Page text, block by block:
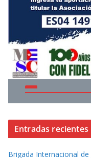
Entradas recientes
Brigada Internacional